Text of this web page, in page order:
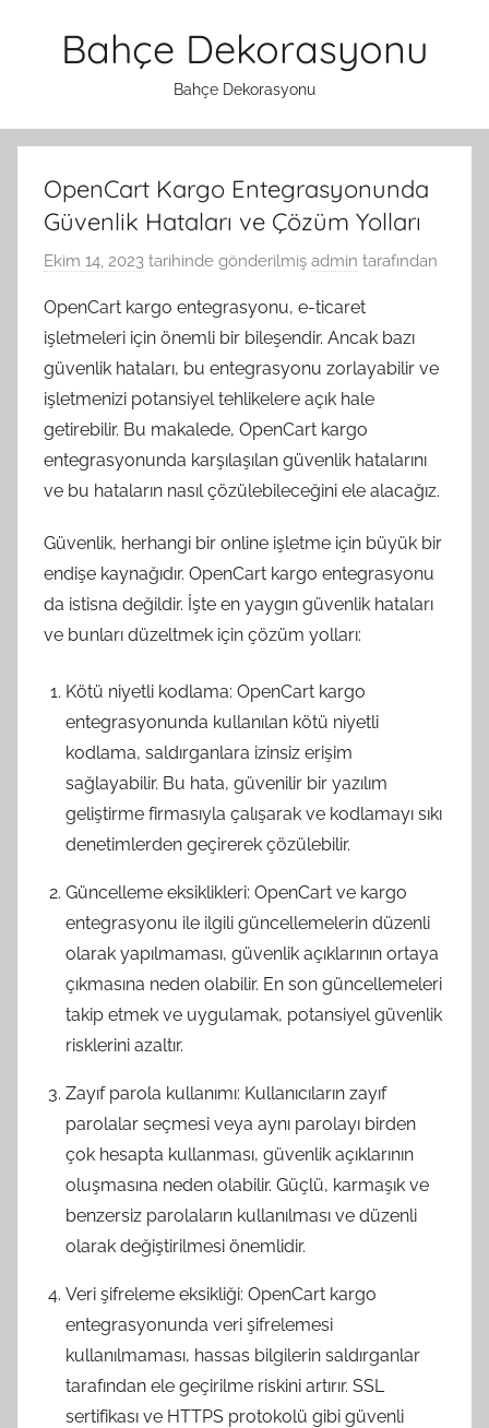
Bahçe Dekorasyonu
Bahçe Dekorasyonu
OpenCart Kargo Entegrasyonunda
Güvenlik Hataları ve Çözüm Yolları
Ekim 14, 2023 tarihinde gönderilmiş admin tarafından
OpenCart kargo entegrasyonu, e-ticaret
işletmeleri için önemli bir bileşendir. Ancak bazı
güvenlik hataları, bu entegrasyonu zorlayabilir ve
işletmenizi potansiyel tehlikelere açık hale
getirebilir. Bu makalede, OpenCart kargo
entegrasyonunda karşılaşılan güvenlik hatalarını
ve bu hataların nasıl çözülebileceğini ele alacağız.
Güvenlik, herhangi bir online işletme için büyük bir
endişe kaynağıdır. OpenCart kargo entegrasyonu
da istisna değildir. İşte en yaygın güvenlik hataları
ve bunları düzeltmek için çözüm yolları:
Kötü niyetli kodlama: OpenCart kargo
entegrasyonunda kullanılan kötü niyetli
kodlama, saldırganlara izinsiz erişim
sağlayabilir. Bu hata, güvenilir bir yazılım
geliştirme firmasıyla çalışarak ve kodlamayı sıkı
denetimlerden geçirerek çözülebilir.
Güncelleme eksiklikleri: OpenCart ve kargo
entegrasyonu ile ilgili güncellemelerin düzenli
olarak yapılmaması, güvenlik açıklarının ortaya
çıkmasına neden olabilir. En son güncellemeleri
takip etmek ve uygulamak, potansiyel güvenlik
risklerini azaltır.
Zayıf parola kullanımı: Kullanıcıların zayıf
parolalar seçmesi veya aynı parolayı birden
çok hesapta kullanması, güvenlik açıklarının
oluşmasına neden olabilir. Güçlü, karmaşık ve
benzersiz parolaların kullanılması ve düzenli
olarak değiştirilmesi önemlidir.
Veri şifreleme eksikliği: OpenCart kargo
entegrasyonunda veri şifrelemesi
kullanılmaması, hassas bilgilerin saldırganlar
tarafından ele geçirilme riskini artırır. SSL
sertifikası ve HTTPS protokolü gibi güvenli